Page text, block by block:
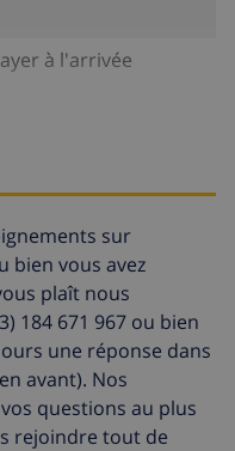
à l'arrivée
jour , à payer à
à payer à l'arrivée
total
sur
bien vous avez
plaît nous
184 671 967 ou bien
une réponse dans
avant). Nos
questions au plus
rejoindre tout de